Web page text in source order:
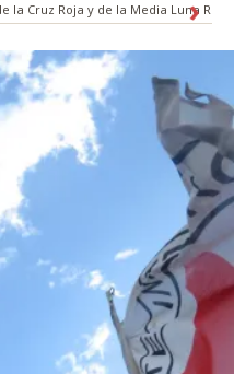
Cruz Roja y de la Media Luna Roja